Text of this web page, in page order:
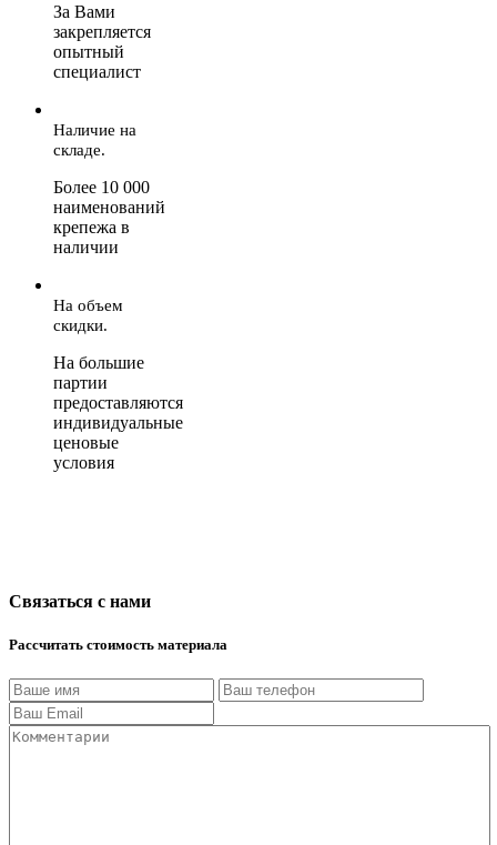
За Вами
закрепляется
опытный
специалист
Наличие на
складе.
Более 10 000
наименований
крепежа в
наличии
На объем
скидки.
На большие
партии
предоставляются
индивидуальные
ценовые
условия
Связаться с нами
Рассчитать стоимость материала